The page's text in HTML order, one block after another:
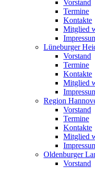
Vorstand
Termine
Kontakte
Mitglied
Lüneburger
Vorstand
Termine
Kontakte
Mitglied
Region
Vorstand
Termine
Kontakte
Mitglied
Oldenburger
Vorstand